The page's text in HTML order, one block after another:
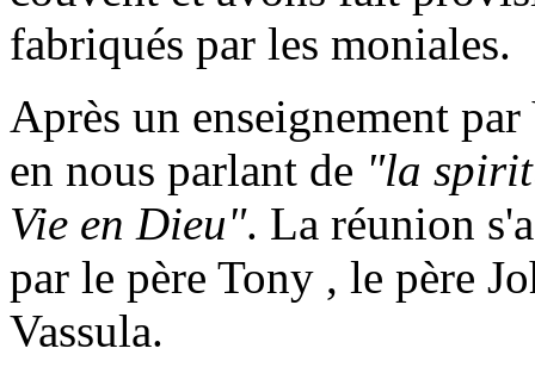
fabriqués par les moniales.
Après un enseignement
en nous parlant de "la
Vie en Dieu". La réunion
par le père Tony , le père
Vassula.